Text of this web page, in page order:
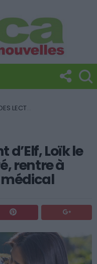
LECTEURS
d’Elf, Loïk le
rentre à